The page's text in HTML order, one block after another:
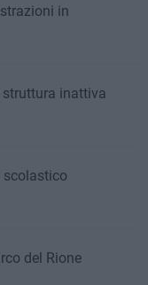
in
inattiva
scolastico
del Rione